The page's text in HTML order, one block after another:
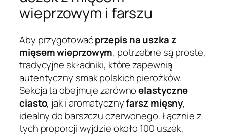
wieprzowym i farszu
Aby przygotowaćprzepis na uszka z
mięsem wieprzowym, potrzebne są proste,
tradycyjne składniki, które zapewnią
autentyczny smak polskich pierożków.
Sekcja ta obejmuje zarównoelastyczne
ciasto, jak i aromatycznyfarsz mięsny,
idealny do barszczu czerwonego. Łącznie z
tych proporcji wyjdzie około 100 uszek,